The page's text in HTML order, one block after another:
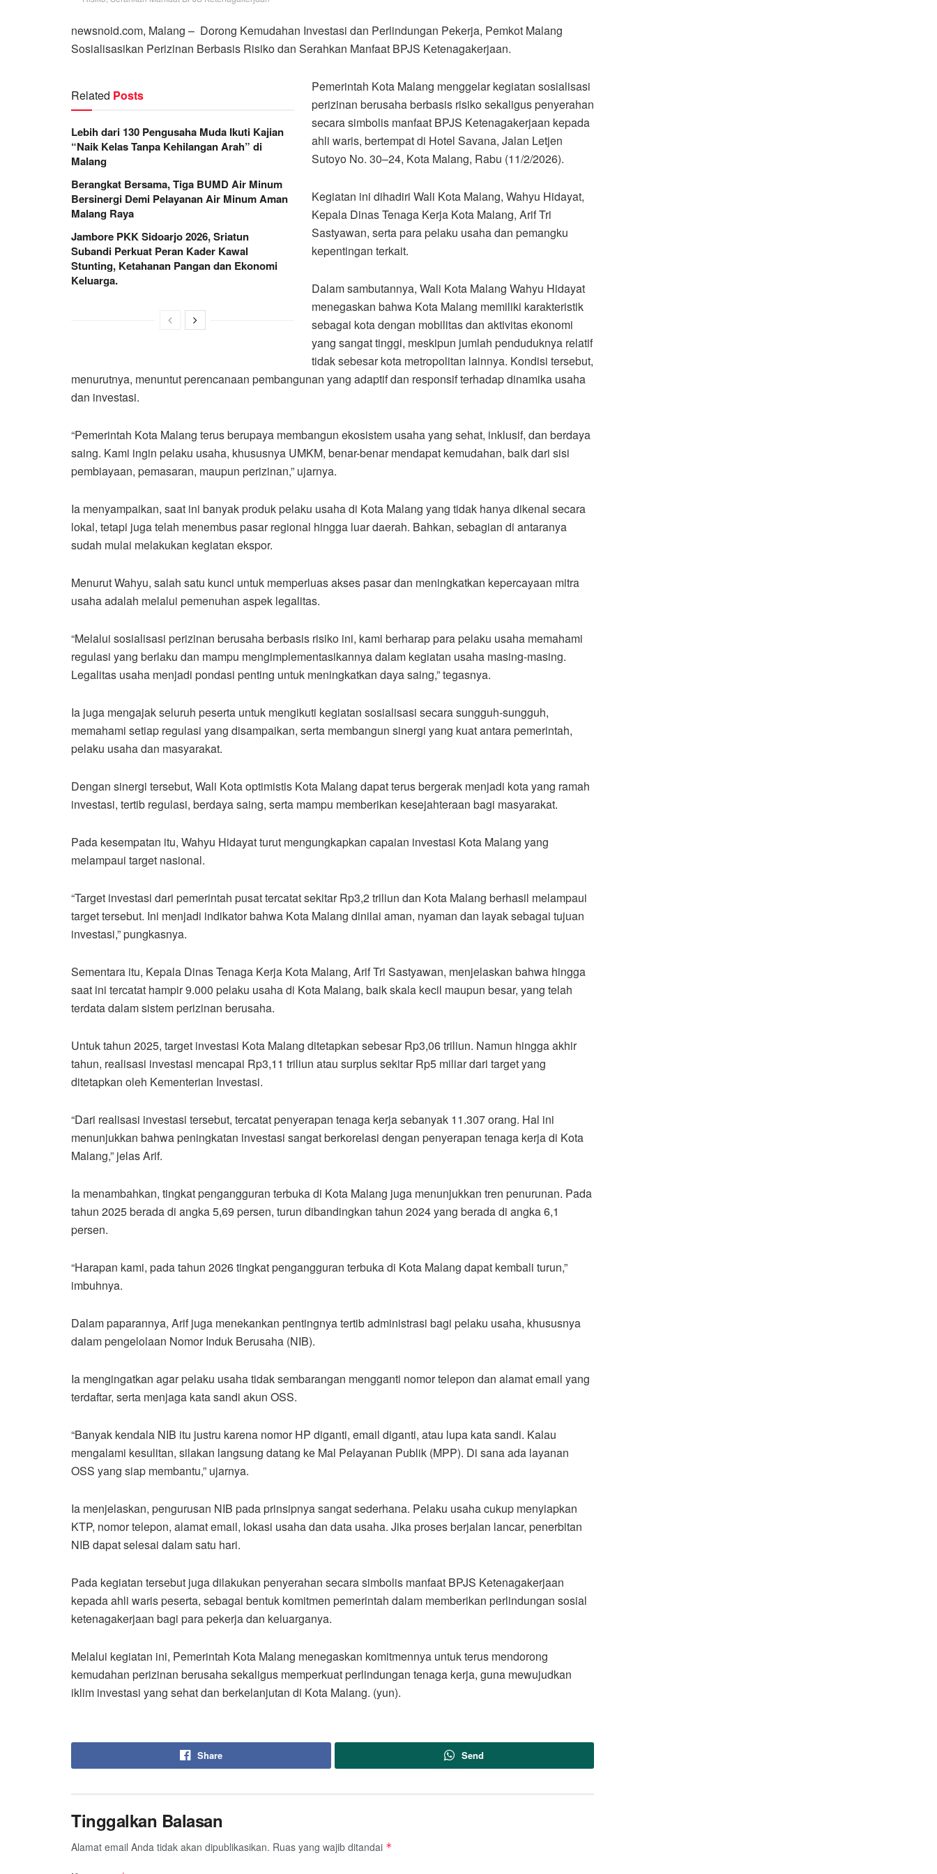
newsnoid.com, Malang – Dorong Kemudahan Investasi dan Perlindungan Pekerja, Pemkot Malang
Sosialisasikan Perizinan Berbasis Risiko dan Serahkan Manfaat BPJS Ketenagakerjaan.
Related Posts
Lebih dari 130 Pengusaha Muda Ikuti Kajian
“Naik Kelas Tanpa Kehilangan Arah” di
Malang
Berangkat Bersama, Tiga BUMD Air Minum
Bersinergi Demi Pelayanan Air Minum Aman
Malang Raya
Jambore PKK Sidoarjo 2026, Sriatun
Subandi Perkuat Peran Kader Kawal
Stunting, Ketahanan Pangan dan Ekonomi
Keluarga.
Pemerintah Kota Malang menggelar kegiatan sosialisasi
perizinan berusaha berbasis risiko sekaligus penyerahan
secara simbolis manfaat BPJS Ketenagakerjaan kepada
ahli waris, bertempat di Hotel Savana, Jalan Letjen
Sutoyo No. 30–24, Kota Malang, Rabu (11/2/2026).
Kegiatan ini dihadiri Wali Kota Malang, Wahyu Hidayat,
Kepala Dinas Tenaga Kerja Kota Malang, Arif Tri
Sastyawan, serta para pelaku usaha dan pemangku
kepentingan terkait.
Dalam sambutannya, Wali Kota Malang Wahyu Hidayat
menegaskan bahwa Kota Malang memiliki karakteristik
sebagai kota dengan mobilitas dan aktivitas ekonomi
yang sangat tinggi, meskipun jumlah penduduknya relatif
tidak sebesar kota metropolitan lainnya. Kondisi tersebut,
menurutnya, menuntut perencanaan pembangunan yang adaptif dan responsif terhadap dinamika usaha
dan investasi.
“Pemerintah Kota Malang terus berupaya membangun ekosistem usaha yang sehat, inklusif, dan berdaya
saing. Kami ingin pelaku usaha, khususnya UMKM, benar-benar mendapat kemudahan, baik dari sisi
pembiayaan, pemasaran, maupun perizinan,” ujarnya.
Ia menyampaikan, saat ini banyak produk pelaku usaha di Kota Malang yang tidak hanya dikenal secara
lokal, tetapi juga telah menembus pasar regional hingga luar daerah. Bahkan, sebagian di antaranya
sudah mulai melakukan kegiatan ekspor.
Menurut Wahyu, salah satu kunci untuk memperluas akses pasar dan meningkatkan kepercayaan mitra
usaha adalah melalui pemenuhan aspek legalitas.
“Melalui sosialisasi perizinan berusaha berbasis risiko ini, kami berharap para pelaku usaha memahami
regulasi yang berlaku dan mampu mengimplementasikannya dalam kegiatan usaha masing-masing.
Legalitas usaha menjadi pondasi penting untuk meningkatkan daya saing,” tegasnya.
Ia juga mengajak seluruh peserta untuk mengikuti kegiatan sosialisasi secara sungguh-sungguh,
memahami setiap regulasi yang disampaikan, serta membangun sinergi yang kuat antara pemerintah,
pelaku usaha dan masyarakat.
Dengan sinergi tersebut, Wali Kota optimistis Kota Malang dapat terus bergerak menjadi kota yang ramah
investasi, tertib regulasi, berdaya saing, serta mampu memberikan kesejahteraan bagi masyarakat.
Pada kesempatan itu, Wahyu Hidayat turut mengungkapkan capaian investasi Kota Malang yang
melampaui target nasional.
“Target investasi dari pemerintah pusat tercatat sekitar Rp3,2 triliun dan Kota Malang berhasil melampaui
target tersebut. Ini menjadi indikator bahwa Kota Malang dinilai aman, nyaman dan layak sebagai tujuan
investasi,” pungkasnya.
Sementara itu, Kepala Dinas Tenaga Kerja Kota Malang, Arif Tri Sastyawan, menjelaskan bahwa hingga
saat ini tercatat hampir 9.000 pelaku usaha di Kota Malang, baik skala kecil maupun besar, yang telah
terdata dalam sistem perizinan berusaha.
Untuk tahun 2025, target investasi Kota Malang ditetapkan sebesar Rp3,06 triliun. Namun hingga akhir
tahun, realisasi investasi mencapai Rp3,11 triliun atau surplus sekitar Rp5 miliar dari target yang
ditetapkan oleh Kementerian Investasi.
“Dari realisasi investasi tersebut, tercatat penyerapan tenaga kerja sebanyak 11.307 orang. Hal ini
menunjukkan bahwa peningkatan investasi sangat berkorelasi dengan penyerapan tenaga kerja di Kota
Malang,” jelas Arif.
Ia menambahkan, tingkat pengangguran terbuka di Kota Malang juga menunjukkan tren penurunan. Pada
tahun 2025 berada di angka 5,69 persen, turun dibandingkan tahun 2024 yang berada di angka 6,1
persen.
“Harapan kami, pada tahun 2026 tingkat pengangguran terbuka di Kota Malang dapat kembali turun,”
imbuhnya.
Dalam paparannya, Arif juga menekankan pentingnya tertib administrasi bagi pelaku usaha, khususnya
dalam pengelolaan Nomor Induk Berusaha (NIB).
Ia mengingatkan agar pelaku usaha tidak sembarangan mengganti nomor telepon dan alamat email yang
terdaftar, serta menjaga kata sandi akun OSS.
“Banyak kendala NIB itu justru karena nomor HP diganti, email diganti, atau lupa kata sandi. Kalau
mengalami kesulitan, silakan langsung datang ke Mal Pelayanan Publik (MPP). Di sana ada layanan
OSS yang siap membantu,” ujarnya.
Ia menjelaskan, pengurusan NIB pada prinsipnya sangat sederhana. Pelaku usaha cukup menyiapkan
KTP, nomor telepon, alamat email, lokasi usaha dan data usaha. Jika proses berjalan lancar, penerbitan
NIB dapat selesai dalam satu hari.
Pada kegiatan tersebut juga dilakukan penyerahan secara simbolis manfaat BPJS Ketenagakerjaan
kepada ahli waris peserta, sebagai bentuk komitmen pemerintah dalam memberikan perlindungan sosial
ketenagakerjaan bagi para pekerja dan keluarganya.
Melalui kegiatan ini, Pemerintah Kota Malang menegaskan komitmennya untuk terus mendorong
kemudahan perizinan berusaha sekaligus memperkuat perlindungan tenaga kerja, guna mewujudkan
iklim investasi yang sehat dan berkelanjutan di Kota Malang. (yun).
Share Send
Tinggalkan Balasan
Alamat email Anda tidak akan dipublikasikan. Ruas yang wajib ditandai *